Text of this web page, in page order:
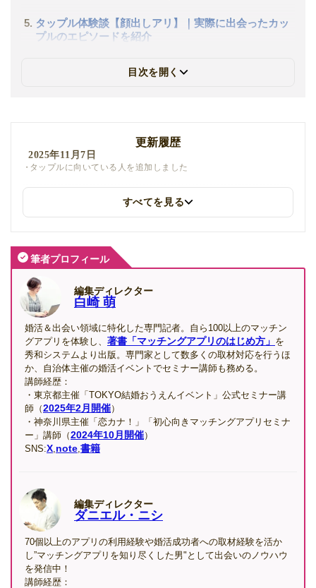
タップル体験談【顔出しアリ】｜実際に出会ったカッ
プルのエピソードを紹介
目次を開く
更新履歴
2025年11月7日
タップルに向いている人を追加しました
タップルで出会ったカップルの体験談を追加しました。
タップル利用者へのアンケート調査の結果（2025年9月）を反映
新たに集まった独自調査の口コミ、App Store・Google Playの最
新レビューを反映しました。
2025年8月27日
おでかけ機能の手順を追加しました。
2025年8月18日
目次を修正しました。
2025年8月18日
料金表記を修正しました。
Omiaiのデータ表記を修正しました。
2025年8月13日
口コミを詳しく
2025年7月31日
ディスクリプションを修正しました。
すべてを見る
筆者プロフィール
編集ディレクター
白崎 萌
婚活＆出会い領域に特化した専門記者。自ら100以上のマッチン
グアプリを体験し、 著書「マッチングアプリのはじめ方」 を
秀和システムより出版。専門家として数多くの取材対応を行うほ
か、自治体主催の婚活イベントでセミナー講師も務める。
講師経歴：
・東京都主催「TOKYO結婚おうえんイベント」公式セミナー講
師（2025年2月開催）
・神奈川県主催「恋カナ！」「初心向きマッチングアプリセミナ
ー」講師（2024年10月開催）
SNS:X,note,書籍
編集ディレクター
ダニエル・ニシ
70個以上のアプリの利用経験や婚活成功者への取材経験を活か
し”マッチングアプリを知り尽くした男"として出会いのノウハウ
を発信中！
講師経歴：